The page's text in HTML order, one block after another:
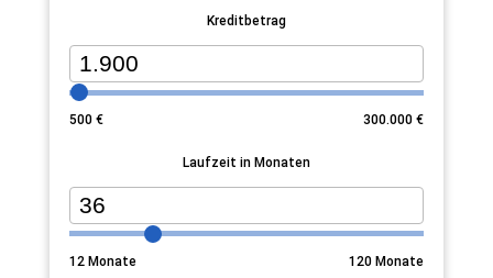
Kreditbetrag
500€ 300.000 €
Laufzeit in Monaten
12Monate 120 Monate